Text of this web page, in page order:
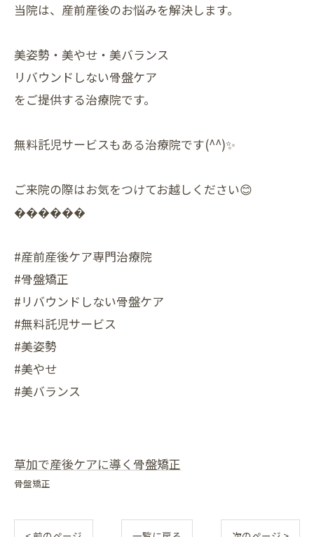
当院は、産前産後のお悩みを解決します。
美姿勢・美やせ・美バランス
リバウンドしない骨盤ケア
をご提供する治療院です。
無料託児サービスもある治療院です(^^)✨
ご来院の際はお気をつけてお越しください😊
������
#産前産後ケア専門治療院
#骨盤矯正
#リバウンドしない骨盤ケア
#無料託児サービス
#美姿勢
#美やせ
#美バランス
草加で産後ケアに導く骨盤矯正
骨盤矯正